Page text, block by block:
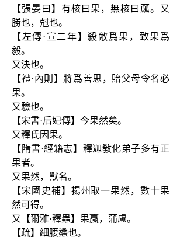
【張晏曰】有核曰果，無核曰蓏。又
勝也，尅也。
【左傳·宣二年】殺敵爲果，致果爲
毅。
又決也。
【禮·內則】將爲善思，貽父母令名必
果。
又驗也。
【宋書·后妃傳】今果然矣。
又釋氏因果。
【隋書·經籍志】釋迦敎化弟子多有正
果者。
又果然，獸名。
【宋國史補】揚州取一果然，數十果
然可得。
又【爾雅·釋蟲】果蠃，蒲盧。
【疏】細腰蠭也。